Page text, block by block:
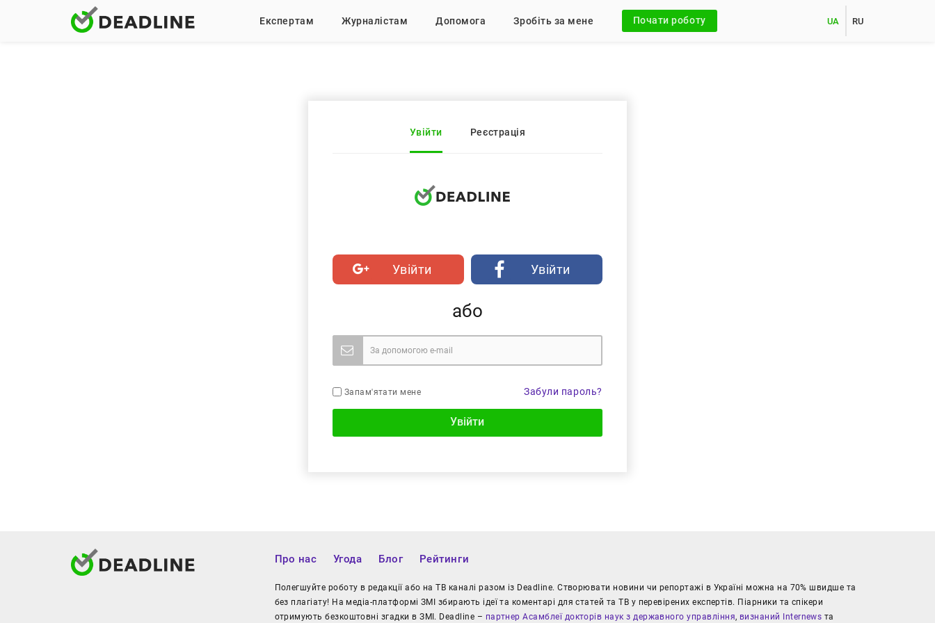
Експертам Журналістам Допомога Зробіть за мене Почати роботу UA RU
Увійти Реєстрація
Увійти Увійти
або
Запам'ятати мене Забули пароль?
Увійти
Про нас Угода Блог Рейтинги
Полегшуйте роботу в редакції або на ТВ каналі разом із Deadline. Створювати новини чи репортажі в Україні можна на 70% швидше та
без плагіату! На медіа-платформі ЗМІ збирають ідеї та коментарі для статей та ТВ у перевірених експертів. Піарники та спікери
отримують безкоштовні згадки в ЗМІ. Deadline – партнер Асамблеї докторів наук з державного управління, визнаний Internews та